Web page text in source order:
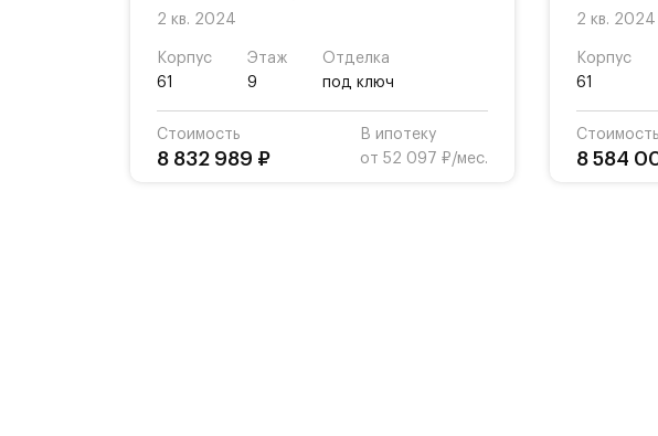
2 кв. 2024
Корпус
61
Этаж
9
Отделка
под ключ
Стоимость
8 832 989 ₽
В ипотеку
от 52 097 ₽/мес.
2 кв. 2024
Корпус
61
Стоимость
8 584